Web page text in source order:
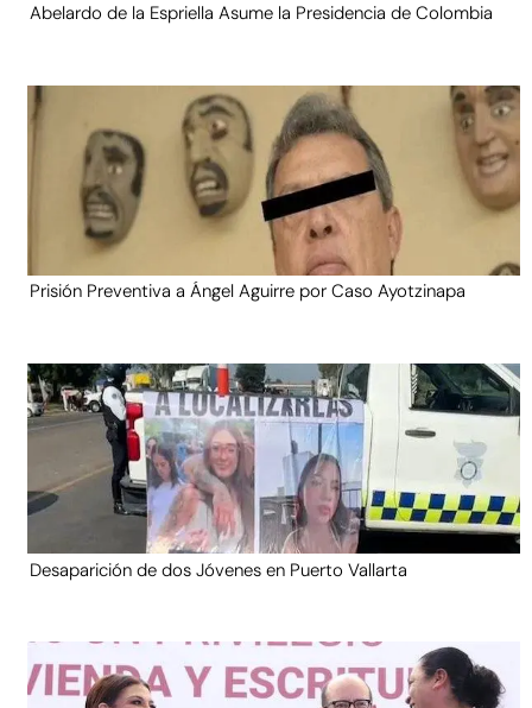
Abelardo de la Espriella Asume la Presidencia de Colombia
Prisión Preventiva a Ángel Aguirre por Caso Ayotzinapa
Desaparición de dos Jóvenes en Puerto Vallarta